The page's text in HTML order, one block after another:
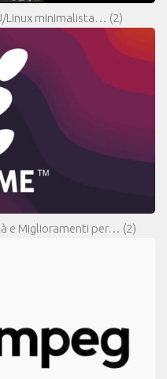
Linux minimalista… (2)
e Miglioramenti per… (2)